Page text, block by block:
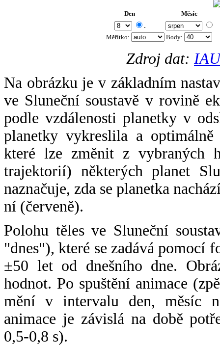
Den Měsíc
.
Měřítko: Body:
Zdroj dat:
Na obrázku je v základním
ve Sluneční soustavě v rovině
podle vzdálenosti planetky v
planetky vykreslila a
které lze změnit z vybraných
trajektorií) některých planet
naznačuje, zda se planetka
ní (červeně).
Polohu těles ve Sluneční
"dnes"), které se zadává pomocí
±50 let od dnešního dne.
hodnot. Po spuštění animace
mění v intervalu den, měsíc
animace je závislá na době
0,5-0,8 s).